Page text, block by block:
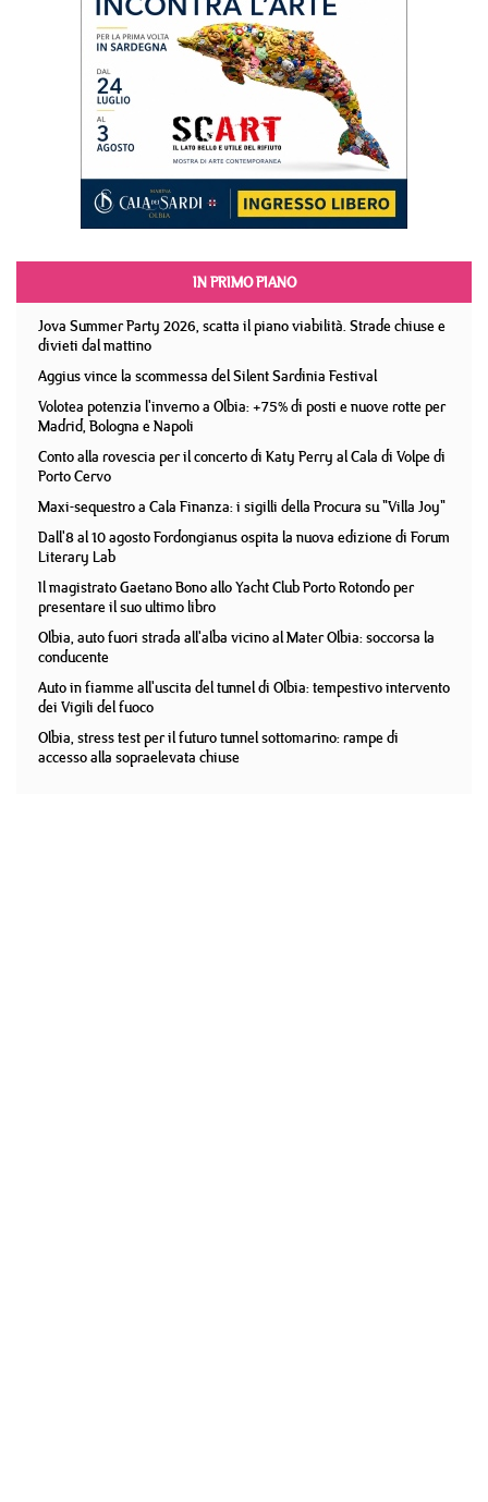
IN PRIMO PIANO
Jova Summer Party 2026, scatta il piano viabilità. Strade chiuse e
divieti dal mattino
Aggius vince la scommessa del Silent Sardinia Festival
Volotea potenzia l'inverno a Olbia: +75% di posti e nuove rotte per
Madrid, Bologna e Napoli
Conto alla rovescia per il concerto di Katy Perry al Cala di Volpe di
Porto Cervo
Maxi-sequestro a Cala Finanza: i sigilli della Procura su "Villa Joy"
Dall'8 al 10 agosto Fordongianus ospita la nuova edizione di Forum
Literary Lab
Il magistrato Gaetano Bono allo Yacht Club Porto Rotondo per
presentare il suo ultimo libro
Olbia, auto fuori strada all'alba vicino al Mater Olbia: soccorsa la
conducente
Auto in fiamme all'uscita del tunnel di Olbia: tempestivo intervento
dei Vigili del fuoco
Olbia, stress test per il futuro tunnel sottomarino: rampe di
accesso alla sopraelevata chiuse